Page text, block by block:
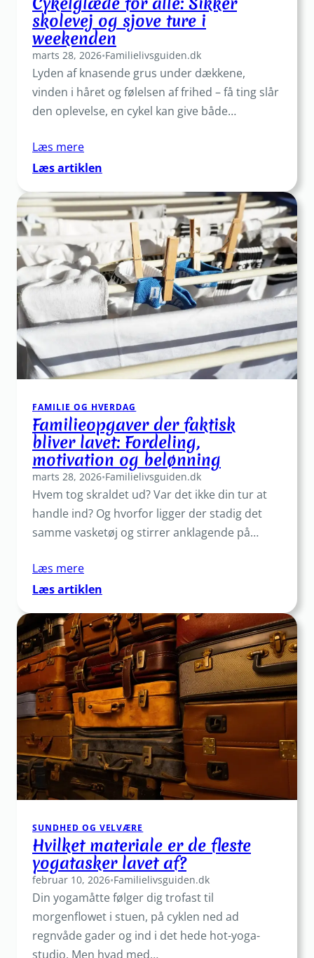
do-
liste:
Sådan
deler
I
den
mentale
byrde
skolevej og sjove ture i
weekenden
marts 28, 2026•Familielivsguiden.dk
Lyden af knasende grus under dækkene,
vinden i håret og følelsen af frihed – få ting slår
den oplevelse, en cykel kan give både…
Læs mere
Læs artiklen
for
alle:
Sikker
skolevej
og
sjove
ture
i
weekenden
FAMILIE OG HVERDAG
Familieopgaver der faktisk
bliver lavet: Fordeling,
motivation og belønning
marts 28, 2026•Familielivsguiden.dk
Hvem tog skraldet ud? Var det ikke din tur at
handle ind? Og hvorfor ligger der stadig det
samme vasketøj og stirrer anklagende på…
Læs mere
Læs artiklen
der
faktisk
bliver
lavet:
Fordeling,
motivation
og
belønning
SUNDHED OG VELVÆRE
Hvilket materiale er de fleste
yogatasker lavet af?
februar 10, 2026•Familielivsguiden.dk
Din yogamåtte følger dig trofast til
morgenflowet i stuen, på cyklen ned ad
regnvåde gader og ind i det hede hot-yoga-
studio. Men hvad med…